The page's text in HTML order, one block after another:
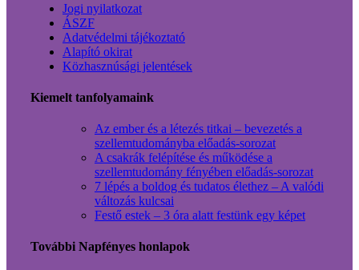
Jogi nyilatkozat
ÁSZF
Adatvédelmi tájékoztató
Alapító okirat
Közhasznúsági jelentések
Kiemelt tanfolyamaink
Az ember és a létezés titkai – bevezetés a
szellemtudományba előadás-sorozat
A csakrák felépítése és működése a
szellemtudomány fényében előadás-sorozat
7 lépés a boldog és tudatos élethez – A valódi
változás kulcsai
Festő estek – 3 óra alatt festünk egy képet
További Napfényes honlapok